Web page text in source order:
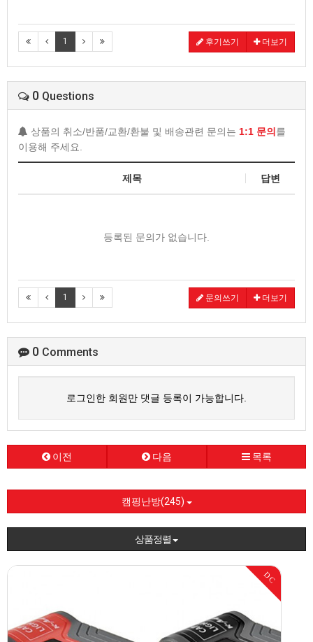
1 후기쓰기 더보기
0 Questions
상품의 취소/반품/교환/환불 및 배송관련 문의는 1:1 문의 를
이용해 주세요.
제목 답변
등록된 문의가 없습니다.
1 문의쓰기 더보기
0 Comments
로그인한 회원만 댓글 등록이 가능합니다.
이전 다음 목록
캠핑난방(245)
상품정렬
DC